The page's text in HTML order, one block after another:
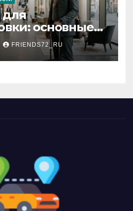
для
основные
FRIENDS72_RU